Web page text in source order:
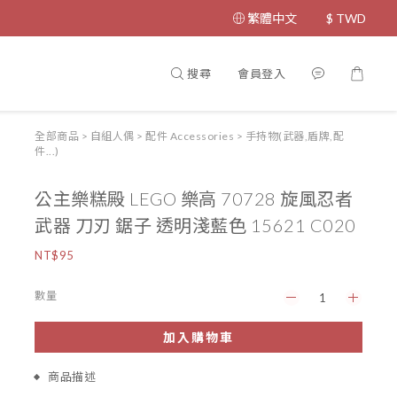
繁體中文 $ TWD
搜尋 會員登入
全部商品 > 自組人偶 > 配件 Accessories > 手持物(武器,盾牌,配
件...)
公主樂糕殿 LEGO 樂高 70728 旋風忍者
武器 刀刃 鋸子 透明淺藍色 15621 C020
NT$95
數量
加入購物車
商品描述